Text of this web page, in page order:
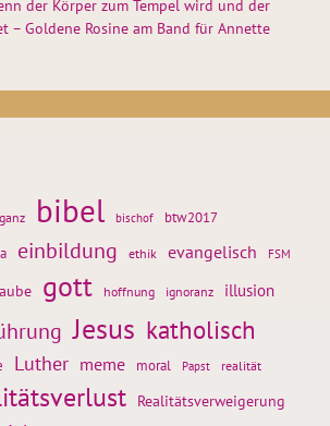
der Körper zum Tempel wird und der
– Goldene Rosine am Band für Annette
bibel bischof btw2017
einbildung ethik evangelisch FSM
gott hoffnung ignoranz illusion
Jesus katholisch
Luther meme moral Papst realität
Realitätsverweigerung